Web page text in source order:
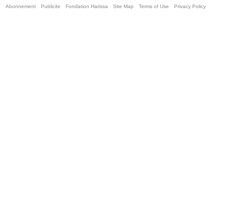
Abonnement Publicite Fondation Harissa Site Map Terms of Use Privacy Policy